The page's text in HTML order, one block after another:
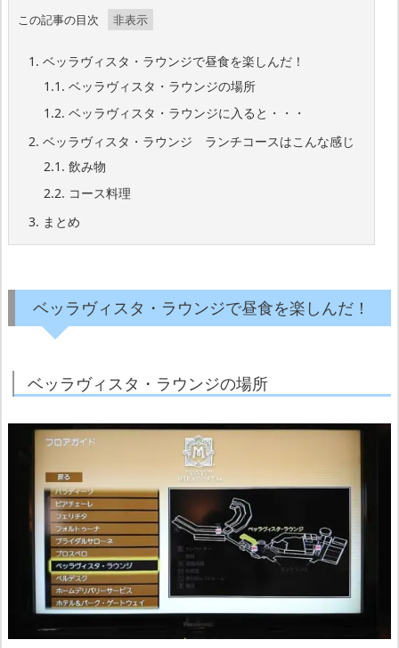
この記事の目次
1. ベッラヴィスタ・ラウンジで昼食を楽しんだ！
1.1. ベッラヴィスタ・ラウンジの場所
1.2. ベッラヴィスタ・ラウンジに入ると・・・
2. ベッラヴィスタ・ラウンジ ランチコースはこんな感じ
2.1. 飲み物
2.2. コース料理
3. まとめ
ベッラヴィスタ・ラウンジで昼食を楽しんだ！
ベッラヴィスタ・ラウンジの場所